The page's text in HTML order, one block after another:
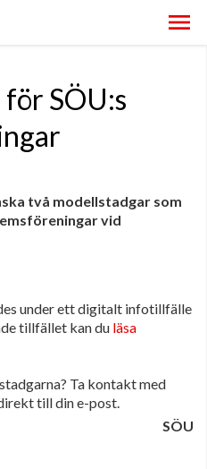
SÖU:s
två modellstadgar som
vid
under ett digitalt infotillfälle
tillfället kan du läsa
Ta kontakt med
till din e-post.
SÖU